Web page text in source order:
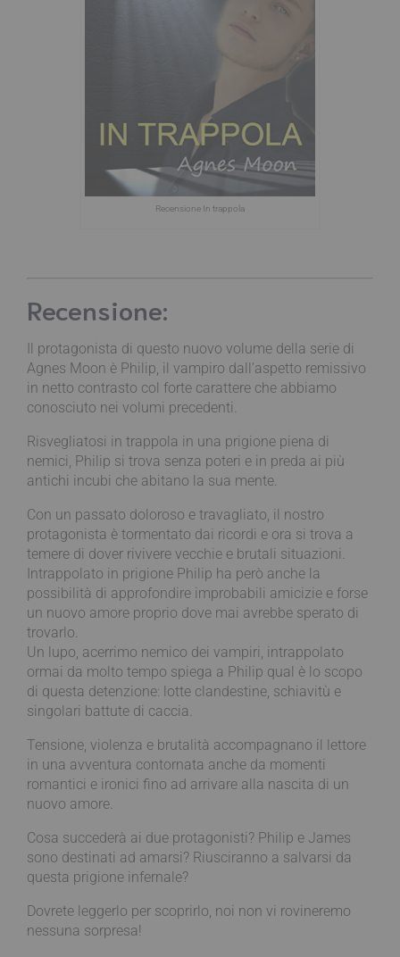
Recensione In trappola
Recensione:
Il protagonista di questo nuovo volume della serie di
Agnes Moon è Philip, il vampiro dall’aspetto remissivo
in netto contrasto col forte carattere che abbiamo
conosciuto nei volumi precedenti.
Risvegliatosi in trappola in una prigione piena di
nemici, Philip si trova senza poteri e in preda ai più
antichi incubi che abitano la sua mente.
Con un passato doloroso e travagliato, il nostro
protagonista è tormentato dai ricordi e ora si trova a
temere di dover rivivere vecchie e brutali situazioni.
Intrappolato in prigione Philip ha però anche la
possibilità di approfondire improbabili amicizie e forse
un nuovo amore proprio dove mai avrebbe sperato di
trovarlo.
Un lupo, acerrimo nemico dei vampiri, intrappolato
ormai da molto tempo spiega a Philip qual è lo scopo
di questa detenzione: lotte clandestine, schiavitù e
singolari battute di caccia.
Tensione, violenza e brutalità accompagnano il lettore
in una avventura contornata anche da momenti
romantici e ironici fino ad arrivare alla nascita di un
nuovo amore.
Cosa succederà ai due protagonisti? Philip e James
sono destinati ad amarsi? Riusciranno a salvarsi da
questa prigione infernale?
Dovrete leggerlo per scoprirlo, noi non vi rovineremo
nessuna sorpresa!